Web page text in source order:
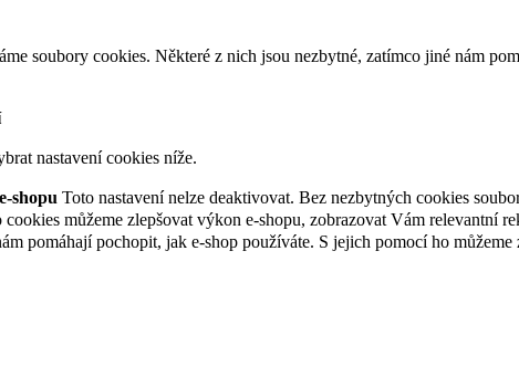
soubory cookies. Některé z nich jsou nezbytné, zatímco jiné nám
nastavení cookies níže.
shopu Toto nastavení nelze deaktivovat. Bez nezbytných cookies
můžeme zlepšovat výkon e-shopu, zobrazovat Vám relevantní
pomáhají pochopit, jak e-shop používáte. S jejich pomocí ho můžeme